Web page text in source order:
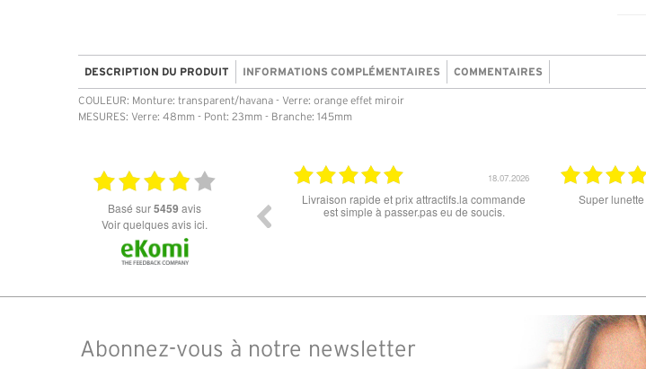
DESCRIPTION DU PRODUIT INFORMATIONS COMPLÉMENTAIRES COMMENTAIRES
COULEUR: Monture: transparent/havana - Verre: orange effet miroir
MESURES: Verre: 48mm - Pont: 23mm - Branche: 145mm
basé sur5459 avis
Voir quelques avis ici.
18.07.2026
Livraison rapide et prix attractifs.la commande
est simple à passer.pas eu de soucis.
06.07.2026
Super lunette merci pour les lunettes pour
l'éclipse
Abonnez-vous à notre newsletter